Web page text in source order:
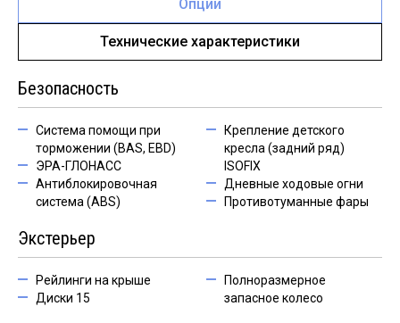
Опции
Технические характеристики
Безопасность
Система помощи при
торможении (BAS, EBD)
ЭРА-ГЛОНАСС
Антиблокировочная
система (ABS)
Крепление детского
кресла (задний ряд)
ISOFIX
Дневные ходовые огни
Противотуманные фары
Экстерьер
Рейлинги на крыше
Диски 15
Полноразмерное
запасное колесо